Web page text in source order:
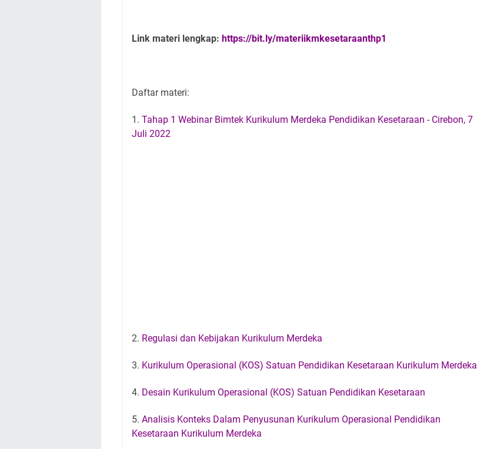
Link materi lengkap: ​ https://bit.ly/materiikmkesetaraanthp1
Daftar materi:
1. Tahap 1 Webinar Bimtek Kurikulum Merdeka Pendidikan Kesetaraan - Cirebon, 7
Juli 2022
2. Regulasi dan Kebijakan Kurikulum Merdeka
3. Kurikulum Operasional (KOS) Satuan Pendidikan Kesetaraan Kurikulum Merdeka
4. Desain Kurikulum Operasional (KOS) Satuan Pendidikan Kesetaraan
5. Analisis Konteks Dalam Penyusunan Kurikulum Operasional Pendidikan
Kesetaraan Kurikulum Merdeka